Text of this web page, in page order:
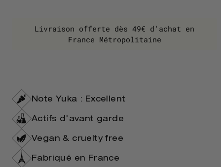
Livraison offerte dès 49€ d'achat en
France Métropolitaine
Note Yuka : Excellent
Actifs d'avant garde
Vegan & cruelty free
Fabriqué en France